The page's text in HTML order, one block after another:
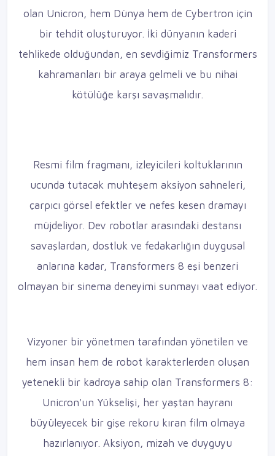
olan Unicron, hem Dünya hem de Cybertron için
bir tehdit oluşturuyor. İki dünyanın kaderi
tehlikede olduğundan, en sevdiğimiz Transformers
kahramanları bir araya gelmeli ve bu nihai
kötülüğe karşı savaşmalıdır.
Resmi film fragmanı, izleyicileri koltuklarının
ucunda tutacak muhteşem aksiyon sahneleri,
çarpıcı görsel efektler ve nefes kesen dramayı
müjdeliyor. Dev robotlar arasındaki destansı
savaşlardan, dostluk ve fedakarlığın duygusal
anlarına kadar, Transformers 8 eşi benzeri
olmayan bir sinema deneyimi sunmayı vaat ediyor.
Vizyoner bir yönetmen tarafından yönetilen ve
hem insan hem de robot karakterlerden oluşan
yetenekli bir kadroya sahip olan Transformers 8:
Unicron'un Yükselişi, her yaştan hayranı
büyüleyecek bir gişe rekoru kıran film olmaya
hazırlanıyor. Aksiyon, mizah ve duyguyu